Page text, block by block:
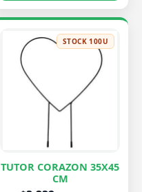
STOCK 100U
TUTOR CORAZON 35X45
CM